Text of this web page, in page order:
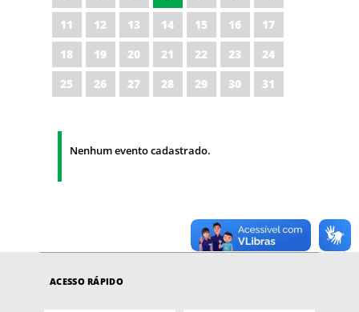
11
12 13 14 15 16
17
18
19 20 21 22 23
24
25
26 27 28 29 30 31
Nenhum evento cadastrado.
ACESSO RÁPIDO